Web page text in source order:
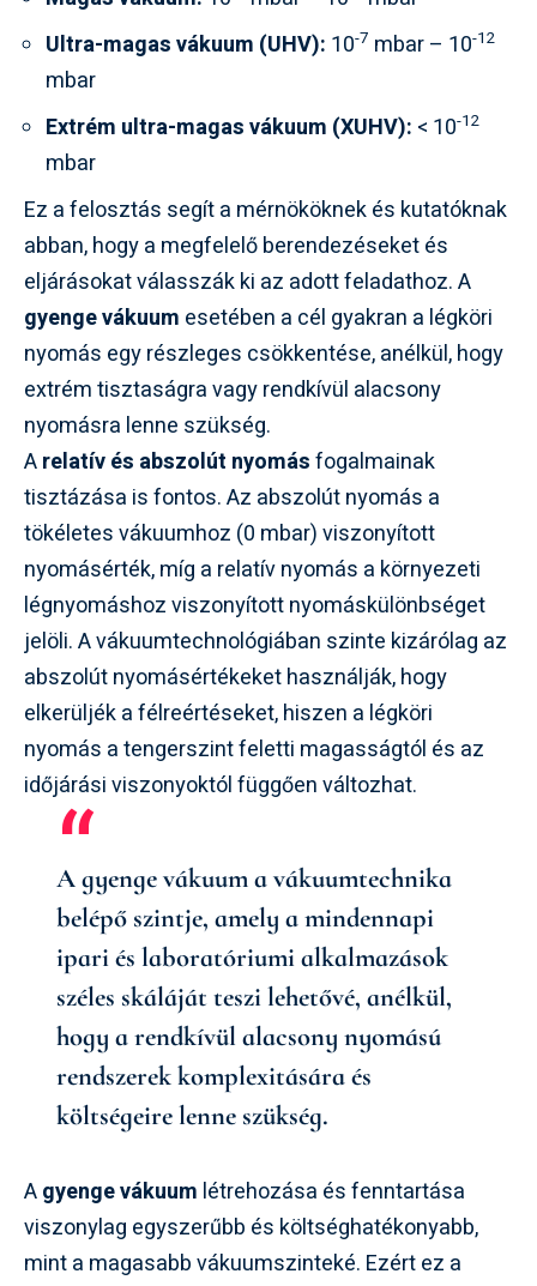
Ultra-magas vákuum (UHV): 10-7 mbar – 10-12
mbar
Extrém ultra-magas vákuum (XUHV): < 10-12
mbar
Ez a felosztás segít a mérnököknek és kutatóknak
abban, hogy a megfelelő berendezéseket és
eljárásokat válasszák ki az adott feladathoz. A
gyenge vákuum esetében a cél gyakran a légköri
nyomás egy részleges csökkentése, anélkül, hogy
extrém tisztaságra vagy rendkívül alacsony
nyomásra lenne szükség.
Arelatív és abszolút nyomásfogalmainak
tisztázása is fontos. Az abszolút nyomás a
tökéletes vákuumhoz (0 mbar) viszonyított
nyomásérték, míg a relatív nyomás a környezeti
légnyomáshoz viszonyított nyomáskülönbséget
jelöli. A vákuumtechnológiában szinte kizárólag az
abszolút nyomásértékeket használják, hogy
elkerüljék a félreértéseket, hiszen a légköri
nyomás a tengerszint feletti magasságtól és az
időjárási viszonyoktól függően változhat.
A gyenge vákuum a vákuumtechnika
belépő szintje, amely a mindennapi
ipari és laboratóriumi alkalmazások
széles skáláját teszi lehetővé, anélkül,
hogy a rendkívül alacsony nyomású
rendszerek komplexitására és
költségeire lenne szükség.
Agyenge vákuum létrehozása és fenntartása
viszonylag egyszerűbb és költséghatékonyabb,
mint a magasabb vákuumszinteké. Ezért ez a